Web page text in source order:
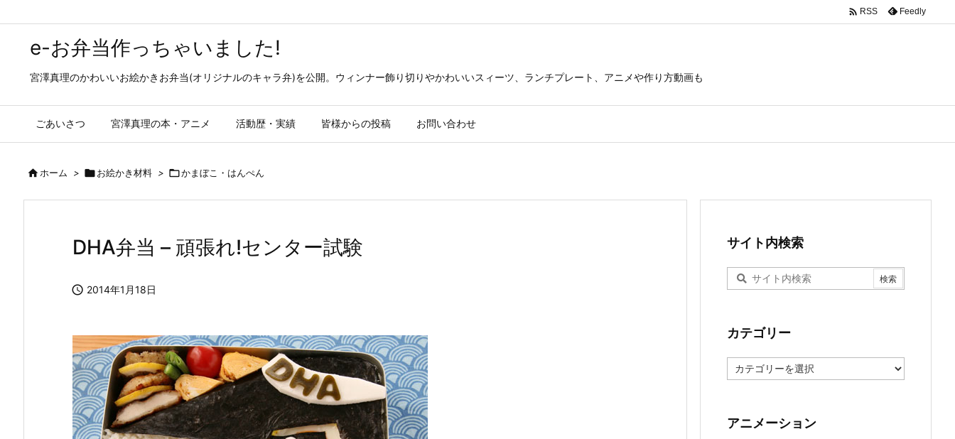
e-お弁当作っちゃいました!
宮澤真理のかわいいお絵かきお弁当(オリジナルのキャラ弁)を公開。ウィンナー飾り切りやかわいいスィーツ、ランチプレート、アニメや作り方動画も
ごあいさつ 宮澤真理の本・アニメ 活動歴・実績 皆様からの投稿 お問い合わせ
 RSS Feedly
ホーム > お絵かき材料 > かまぼこ・はんぺん
DHA弁当 – 頑張れ!センター試験
 2014年1月18日
サイト内検索
カテゴリー
テ
ー
アニメーション